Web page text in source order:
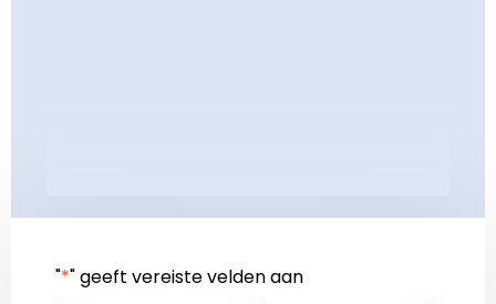
"*" geeft vereiste velden aan